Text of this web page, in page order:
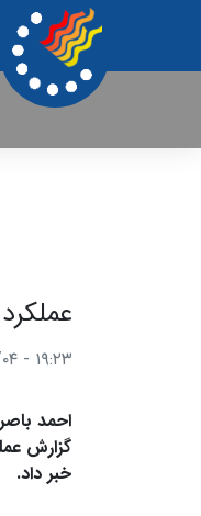
۱۹:۲۳ - ۱۴۰۵/۰۳/۰۴
احمد
خبر داد.